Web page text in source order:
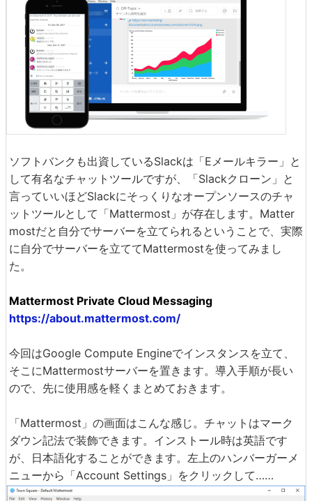
ソフトバンクも出資しているSlackは「Eメールキラー」と
して有名なチャットツールですが、「Slackクローン」と
言っていいほどSlackにそっくりなオープンソースのチャ
ットツールとして「Mattermost」が存在します。Matter
mostだと自分でサーバーを立てられるということで、実際
に自分でサーバーを立ててMattermostを使ってみまし
た。
Mattermost Private Cloud Messaging
https://about.mattermost.com/
今回はGoogle Compute Engineでインスタンスを立て、
そこにMattermostサーバーを置きます。導入手順が長い
ので、先に使用感を軽くまとめておきます。
「Mattermost」の画面はこんな感じ。チャットはマーク
ダウン記法で装飾できます。インストール時は英語です
が、日本語化することができます。左上のハンバーガーメ
ニューから「Account Settings」をクリックして……